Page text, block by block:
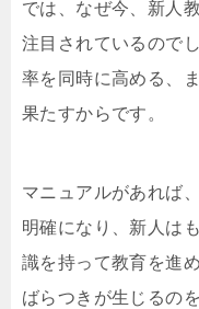
では、なぜ今、新人
注目されているので
率を同時に高める、
果たすからです。
マニュアルがあれば
明確になり、新人は
識を持って教育を進
ばらつきが生じるの